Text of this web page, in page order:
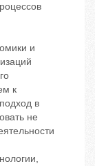
и
к
в
не